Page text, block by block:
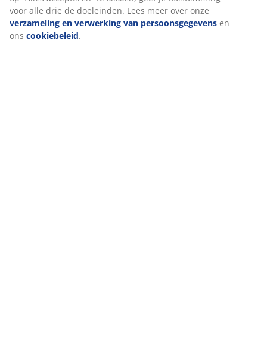
voor alle drie de doeleinden. Lees meer over onze
verzameling en verwerking van persoonsgegevens en
ons cookiebeleid.